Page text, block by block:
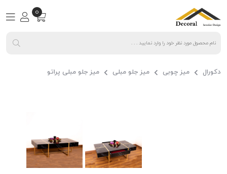
0
دکورال میز چوبی میز جلو مبلی میز جلو مبلی پراتو